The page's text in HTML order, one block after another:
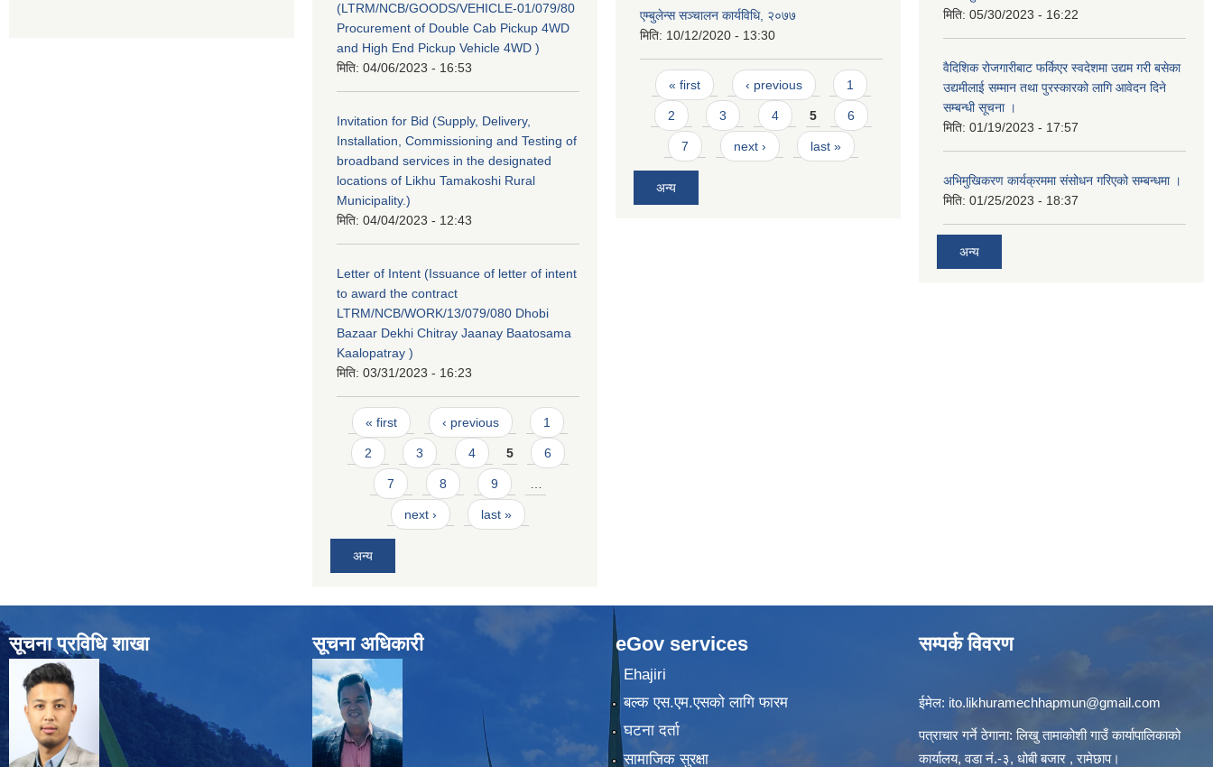
(LTRM/NCB/GOODS/VEHICLE-01/079/80
Procurement of Double Cab Pickup 4WD
and High End Pickup Vehicle 4WD )
मिति: 04/06/2023 - 16:53
Invitation for Bid (Supply, Delivery,
Installation, Commissioning and Testing of
broadband services in the designated
locations of Likhu Tamakoshi Rural
Municipality.)
मिति: 04/04/2023 - 12:43
Letter of Intent (Issuance of letter of intent
to award the contract
LTRM/NCB/WORK/13/079/080 Dhobi
Bazaar Dekhi Chitray Jaanay Baatosama
Kaalopatray )
मिति: 03/31/2023 - 16:23
Pages
« first ‹ previous 1
2 3 4 5 6
7 8 9
next › last »
अन्य
एम्बुलेन्स सञ्चालन कार्यविधि, २०७७
मिति: 10/12/2020 - 13:30
Pages
« first ‹ previous 1
2 3 4 5 6
7 next › last »
अन्य
मिति: 05/30/2023 - 16:22
वैदिशिक रोजगारीबाट फर्किएर स्वदेशमा उद्यम गरी बसेका
उद्यमीलाई सम्मान तथा पुरस्कारको लागि आवेदन दिने
सम्बन्धी सूचना ।
मिति: 01/19/2023 - 17:57
अभिमुखिकरण कार्यक्रममा संसोधन गरिएको सम्बन्धमा ।
मिति: 01/25/2023 - 18:37
अन्य
सूचना प्रविधि शाखा सूचना अधिकारी eGov services
Ehajiri
बल्क एस.एम.एसको लागि फारम
घटना दर्ता
सामाजिक सुरक्षा
सम्पर्क विवरण
ईमेल: ito.likhuramechhapmun@gmail.com
पत्राचार गर्ने ठेगाना: लिखु तामाकोशी गाउँ कार्यापालिकाको
कार्यालय, वडा नं.-३, धोबी बजार , रामेछाप।